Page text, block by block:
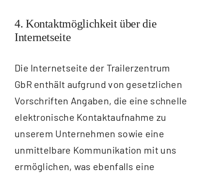
4. Kontaktmöglichkeit über die
Internetseite
Die Internetseite der Trailerzentrum
GbR enthält aufgrund von gesetzlichen
Vorschriften Angaben, die eine schnelle
elektronische Kontaktaufnahme zu
unserem Unternehmen sowie eine
unmittelbare Kommunikation mit uns
ermöglichen, was ebenfalls eine